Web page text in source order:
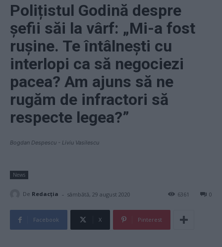
Polițistul Godină despre
șefii săi la vârf: „Mi-a fost
ruşine. Te întâlneşti cu
interlopi ca să negociezi
pacea? Am ajuns să ne
rugăm de infractori să
respecte legea?”
Bogdan Despescu - Liviu Vasilescu
News
De Redacţia - sâmbătă, 29 august 2020 0
6361
Facebook X Pinterest